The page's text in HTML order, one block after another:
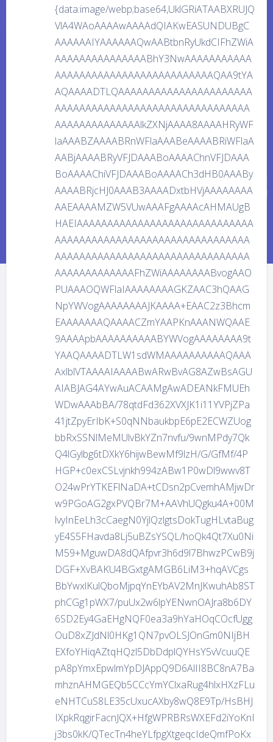
{data:image/webp;base64,UklGRiATAABXRUJQ
VlA4WAoAAAAwAAAAdQIAKwEASUNDUBgC
AAAAAAIYAAAAAAQwAABtbnRyUkdCIFhZWiA
AAAAAAAAAAAAAAABhY3NwAAAAAAAAAAA
AAAAAAAAAAAAAAAAAAAAAAAAAAQAA9tYA
AQAAAADTLQAAAAAAAAAAAAAAAAAAAAAA
AAAAAAAAAAAAAAAAAAAAAAAAAAAAAAAA
AAAAAAAAAAAAAAlkZXNjAAAA8AAAAHRyWF
laAAABZAAAABRnWFlaAAABeAAAABRiWFlaA
AABjAAAABRyVFJDAAABoAAAAChnVFJDAAA
BoAAAAChiVFJDAAABoAAAACh3dHB0AAABy
AAAABRjcHJ0AAAB3AAAADxtbHVjAAAAAAAA
AAEAAAAMZW5VUwAAAFgAAAAcAHMAUgB
HAEIAAAAAAAAAAAAAAAAAAAAAAAAAAAAA
AAAAAAAAAAAAAAAAAAAAAAAAAAAAAAAA
AAAAAAAAAAAAAAAAAAAAAAAAAAAAAAAA
AAAAAAAAAAAAAFhZWiAAAAAAAABvogAAO
PUAAAOQWFlaIAAAAAAAAGKZAAC3hQAAG
NpYWVogAAAAAAAAJKAAAA+EAAC2z3Bhcm
EAAAAAAAQAAAACZmYAAPKnAAANWQAAE
9AAAApbAAAAAAAAAABYWVogAAAAAAAA9t
YAAQAAAADTLW1sdWMAAAAAAAAAAQAAA
AxlblVTAAAAIAAAABwARwBvAG8AZwBsAGU
AIABJAG4AYwAuACAAMgAwADEANkFMUEh
WDwAAAbBA/78qtdFd362XVXJK1i11YVPjZPa
41jtZpyErIbK+S0qNNbaukbpE6pE2ECWZUog
bbRxSSNlMeMUlvBkYZn7nvfu/9wnMPdy7Qk
Q4lGylbg6tDXkY6hijwBewMf9lzH/G/GfMf/4P
HGP+c0exCSLvjnkh994zABw1P0wDl9wwv8T
O24wPrYTKEFlNaDA+tCDsn2pCvemhAMjwDr
w9PGoAG2gxPVQBr7M+AAVhUQgku4A+00M
lvyInEeLh3cCaegN0YjlQzlgtsDokTugHLvtaBug
yE4S5FHavda8Lj5uBZsYSQL/hoQk4Qt7Xu0Ni
M59+MguwDA8dQAfpvr3h6d9l7BhwzPCwB9j
DGF+XvBAKU4BGxtgAMGB6LiM3+hqAVCgs
BbYwxlKulQboMjpqYnEYbAV2MnJKwuhAb8ST
phCGg1pWX7/puUx2w6lpYENwnOAJra8b6DY
6SD2Ey4GaEHgNQF0ea3a9hYaHOqCOcfUgg
OuD8xZJdNl0HKg1QN7pvOLSJOnGm0NIjBH
EXfoYHiqAZtqHQzl5DbDdplQYHsY5vVcuuQE
pA8pYmxEpwlmYpDJAppQ9D6AlII8BC8nA7Ba
mhznAHMGEQb5CCcYmYClxaRug4hlxHXzFLu
eNHTCuS8LE35cUxucAXby8wQ8E9Tp/HsBHJ
IXpkRqgirFacnJQX+HfgWPRBRsWXEFd2iYoKnI
j3bs0kK/QTecTn4heYLfpgXtgeqcIdeQmfPoKx